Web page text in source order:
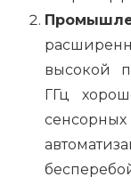
высокой
ГГц